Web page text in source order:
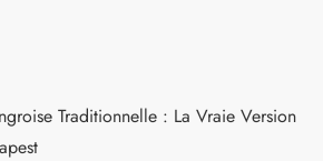
Traditionnelle : La Vraie Version